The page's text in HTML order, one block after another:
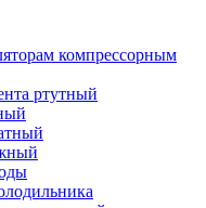
компрессорным
ртутный